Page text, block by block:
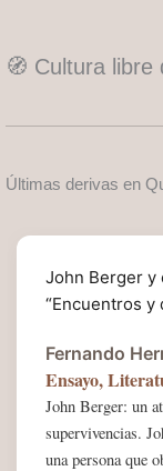
🧭 Cultura libre
Últimas derivas en
John Berger y
“Encuentros y
Fernando
Ensayo,
John Berger: un
supervivencias.
una persona que